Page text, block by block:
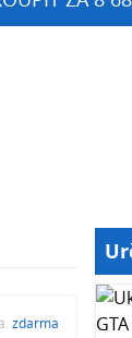
zdarma